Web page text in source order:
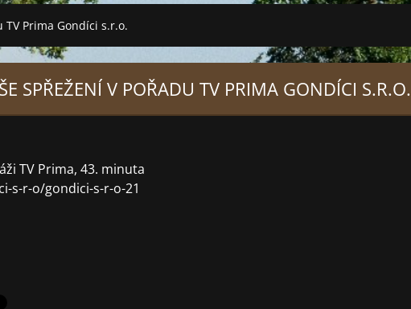
Prima Gondíci s.r.o.
SPŘEŽENÍ V POŘADU TV PRIMA GONDÍCI S.R.O.
TV Prima, 43. minuta
s-r-o/gondici-s-r-o-21